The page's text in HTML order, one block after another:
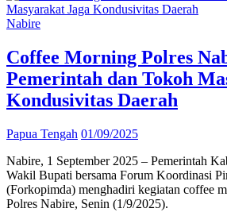
Nabire
Coffee Morning Polres
Pemerintah dan Tokoh
Kondusivitas Daerah
Papua Tengah 01/09/2025
Nabire, 1 September 2025 – Pemerintah
Wakil Bupati bersama Forum Koordinasi
(Forkopimda) menghadiri kegiatan coffee
Polres Nabire, Senin (1/9/2025).